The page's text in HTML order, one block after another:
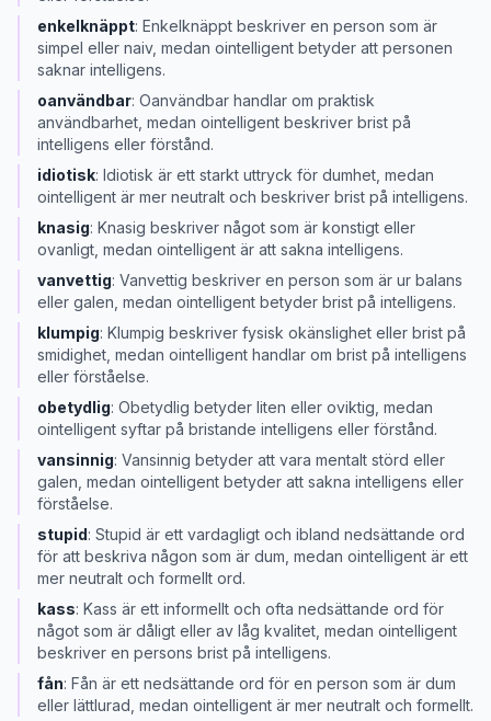
enkelknäppt: Enkelknäppt beskriver en person som är
simpel eller naiv, medan ointelligent betyder att personen
saknar intelligens.
oanvändbar: Oanvändbar handlar om praktisk
användbarhet, medan ointelligent beskriver brist på
intelligens eller förstånd.
idiotisk: Idiotisk är ett starkt uttryck för dumhet, medan
ointelligent är mer neutralt och beskriver brist på intelligens.
knasig: Knasig beskriver något som är konstigt eller
ovanligt, medan ointelligent är att sakna intelligens.
vanvettig: Vanvettig beskriver en person som är ur balans
eller galen, medan ointelligent betyder brist på intelligens.
klumpig: Klumpig beskriver fysisk okänslighet eller brist på
smidighet, medan ointelligent handlar om brist på intelligens
eller förståelse.
obetydlig: Obetydlig betyder liten eller oviktig, medan
ointelligent syftar på bristande intelligens eller förstånd.
vansinnig: Vansinnig betyder att vara mentalt störd eller
galen, medan ointelligent betyder att sakna intelligens eller
förståelse.
stupid: Stupid är ett vardagligt och ibland nedsättande ord
för att beskriva någon som är dum, medan ointelligent är ett
mer neutralt och formellt ord.
kass: Kass är ett informellt och ofta nedsättande ord för
något som är dåligt eller av låg kvalitet, medan ointelligent
beskriver en persons brist på intelligens.
fån: Fån är ett nedsättande ord för en person som är dum
eller lättlurad, medan ointelligent är mer neutralt och formellt.